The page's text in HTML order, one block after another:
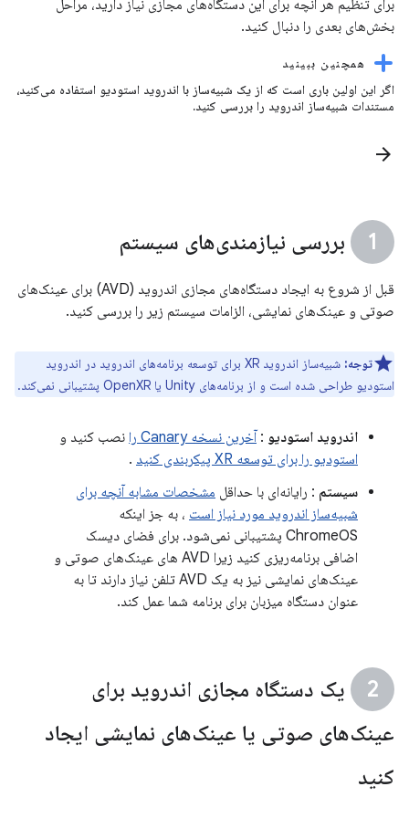
برای تنظیم هر آنچه برای این دستگاه‌های مجازی نیاز دارید، مراحل
بخش‌های بعدی را دنبال کنید.
همچنین ببینید
اگر این اولین باری است که از یک شبیه‌ساز با اندروید استودیو استفاده می‌کنید،
مستندات شبیه‌ساز اندروید را بررسی کنید.
arrow_forward
بررسی نیازمندی‌های سیستم
قبل از شروع به ایجاد دستگاه‌های مجازی اندروید (AVD) برای عینک‌های
صوتی و عینک‌های نمایشی، الزامات سیستم زیر را بررسی کنید.
توجه:
شبیه‌ساز اندروید XR برای توسعه برنامه‌های اندروید در اندروید
استودیو طراحی شده است و از برنامه‌های Unity یا OpenXR پشتیبانی نمی‌کند.
اندروید استودیو : آخرین نسخه Canary را
نصب کنید و
استودیو را برای توسعه XR پیکربندی کنید
.
سیستم : رایانه‌ای با حداقل مشخصات مشابه آنچه برای
شبیه‌ساز اندروید مورد نیاز است ، به جز اینکه
ChromeOS پشتیبانی نمی‌شود. برای فضای دیسک
اضافی برنامه‌ریزی کنید زیرا AVD های عینک‌های صوتی و
عینک‌های نمایشی نیز به یک AVD تلفن نیاز دارند تا به
عنوان دستگاه میزبان برای برنامه شما عمل کند.
یک دستگاه مجازی اندروید برای
عینک‌های صوتی یا عینک‌های نمایشی ایجاد
کنید